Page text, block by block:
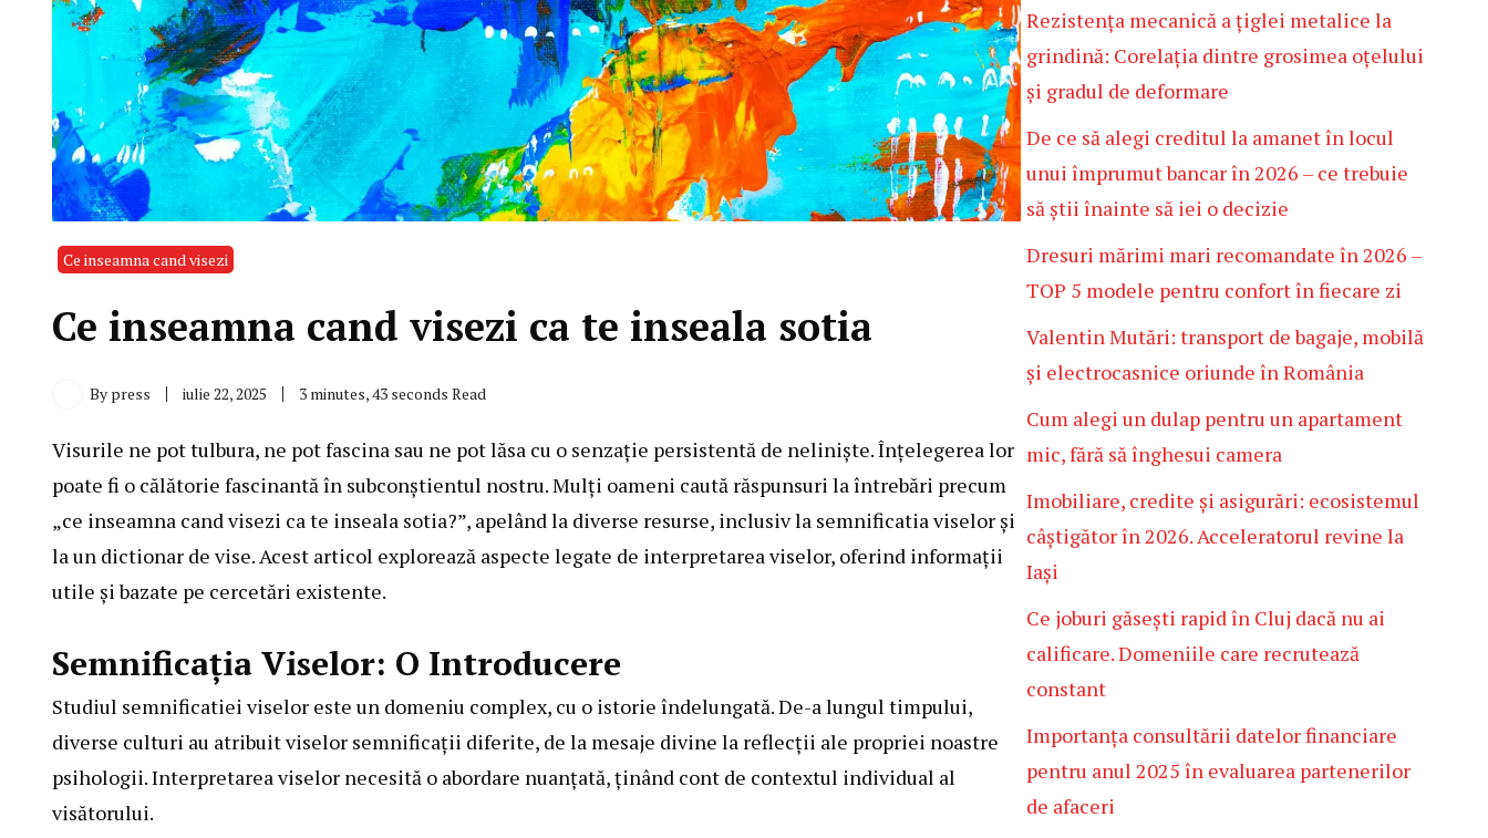
Ce inseamna cand visezi
Ce inseamna cand visezi ca te inseala sotia
By press iulie 22, 2025 3 minutes, 43 seconds Read
Visurile ne pot tulbura, ne pot fascina sau ne pot lăsa cu o senzație persistentă de neliniște. Înțelegerea lor
poate fi o călătorie fascinantă în subconștientul nostru. Mulți oameni caută răspunsuri la întrebări precum
„ce inseamna cand visezi ca te inseala sotia?”, apelând la diverse resurse, inclusiv la semnificatia viselor și
la un dictionar de vise. Acest articol explorează aspecte legate de interpretarea viselor, oferind informații
utile și bazate pe cercetări existente.
Semnificația Viselor: O Introducere
Studiul semnificatiei viselor este un domeniu complex, cu o istorie îndelungată. De-a lungul timpului,
diverse culturi au atribuit viselor semnificații diferite, de la mesaje divine la reflecții ale propriei noastre
psihologii. Interpretarea viselor necesită o abordare nuanțată, ținând cont de contextul individual al
visătorului.
Rezistența mecanică a țiglei metalice la
grindină: Corelația dintre grosimea oțelului
și gradul de deformare
De ce să alegi creditul la amanet în locul
unui împrumut bancar în 2026 – ce trebuie
să știi înainte să iei o decizie
Dresuri mărimi mari recomandate în 2026 –
TOP 5 modele pentru confort în fiecare zi
Valentin Mutări: transport de bagaje, mobilă
și electrocasnice oriunde în România
Cum alegi un dulap pentru un apartament
mic, fără să înghesui camera
Imobiliare, credite și asigurări: ecosistemul
câștigător în 2026. Acceleratorul revine la
Iași
Ce joburi găsești rapid în Cluj dacă nu ai
calificare. Domeniile care recrutează
constant
Importanța consultării datelor financiare
pentru anul 2025 în evaluarea partenerilor
de afaceri